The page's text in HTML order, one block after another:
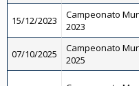
15/12/2023
Campeonato
2023
07/10/2025
Campeonato
2025